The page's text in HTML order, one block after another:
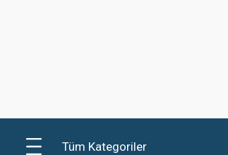
Tüm Kategoriler